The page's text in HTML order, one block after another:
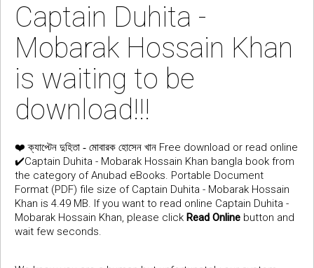
Captain Duhita -
Mobarak Hossain Khan
is waiting to be
download!!!
❤️ক্যাপ্টেন দুহিতা - মোবারক হোসেন খান Free download or read online
✔️Captain Duhita - Mobarak Hossain Khan bangla book from
the category of Anubad eBooks. Portable Document
Format (PDF) file size of Captain Duhita - Mobarak Hossain
Khan is 4.49 MB. If you want to read online Captain Duhita -
Mobarak Hossain Khan, please click Read Online button and
wait few seconds.